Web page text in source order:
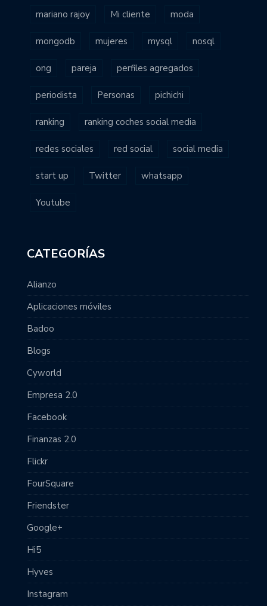
mariano rajoy Mi cliente moda
mongodb mujeres mysql nosql
ong pareja perfiles agregados
periodista Personas pichichi
ranking ranking coches social media
redes sociales red social social media
start up Twitter whatsapp
Youtube
CATEGORÍAS
Alianzo
Aplicaciones móviles
Badoo
Blogs
Cyworld
Empresa 2.0
Facebook
Finanzas 2.0
Flickr
FourSquare
Friendster
Google+
Hi5
Hyves
Instagram